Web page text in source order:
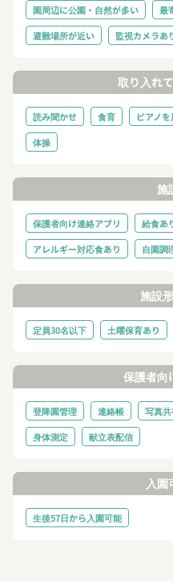
園周辺に公園・自然が多い
最
避難場所が近い
監視カメラあ
取り入れ
読み聞かせ 食育 ピアノ
体操
施
保護者向け連絡アプリ 給食あ
アレルギー対応食あり
自園調
施設
定員30名以下 土曜保育あり
保護者向
登降園管理 連絡帳 写真
身体測定
献立表配信
入園
生後57日から入園可能